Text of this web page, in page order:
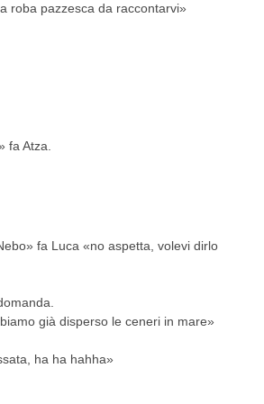
roba pazzesca da raccontarvi»
fa Atza.
fa Luca «no aspetta, volevi dirlo
già disperso le ceneri in mare»
ha ha hahha»